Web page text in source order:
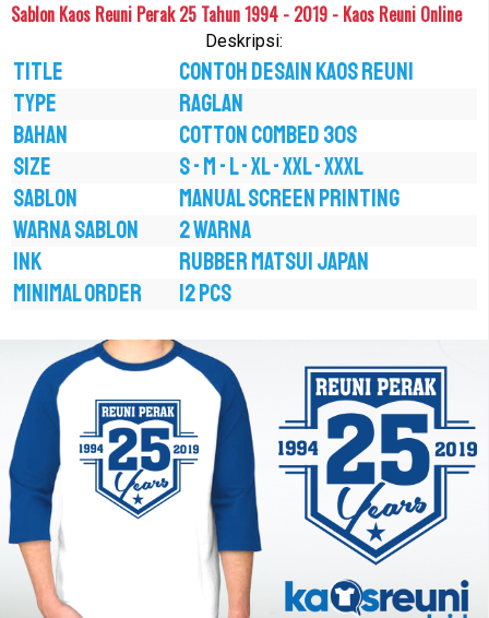
Sablon Kaos Reuni Perak 25 Tahun 1994 - 2019 - Kaos Reuni Online
Deskripsi:
TITLE
Contoh Desain Kaos Reuni
TYPE
RAGLAN
BAHAN
COTTON COMBED 30S
SIZE
S - M - L - XL - XXL - XXXL
SABLON
MANUAL SCREEN PRINTING
WARNA SABLON
2 WARNA
INK
RUBBER MATSUI JAPAN
MINIMAL ORDER
12 PCS